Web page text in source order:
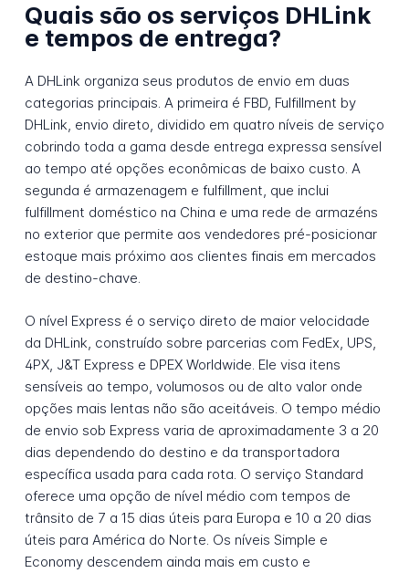
Quais são os serviços DHLink
e tempos de entrega?
A DHLink organiza seus produtos de envio em duas
categorias principais. A primeira é FBD, Fulfillment by
DHLink, envio direto, dividido em quatro níveis de serviço
cobrindo toda a gama desde entrega expressa sensível
ao tempo até opções econômicas de baixo custo. A
segunda é armazenagem e fulfillment, que inclui
fulfillment doméstico na China e uma rede de armazéns
no exterior que permite aos vendedores pré-posicionar
estoque mais próximo aos clientes finais em mercados
de destino-chave.
O nível Express é o serviço direto de maior velocidade
da DHLink, construído sobre parcerias com FedEx, UPS,
4PX, J&T Express e DPEX Worldwide. Ele visa itens
sensíveis ao tempo, volumosos ou de alto valor onde
opções mais lentas não são aceitáveis. O tempo médio
de envio sob Express varia de aproximadamente 3 a 20
dias dependendo do destino e da transportadora
específica usada para cada rota. O serviço Standard
oferece uma opção de nível médio com tempos de
trânsito de 7 a 15 dias úteis para Europa e 10 a 20 dias
úteis para América do Norte. Os níveis Simple e
Economy descendem ainda mais em custo e